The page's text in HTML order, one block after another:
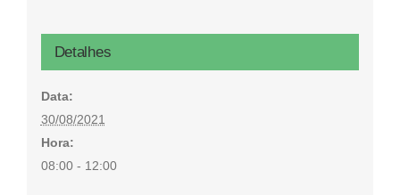
Detalhes
Data:
30/08/2021
Hora:
08:00 - 12:00